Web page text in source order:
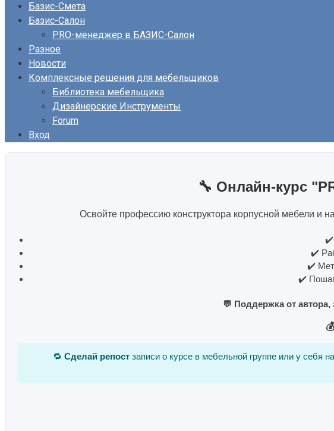
Базис-Смета
Базис-Салон
PRO-менеджер в БАЗИС-Салон
Разное
Новости
Комплексные решения для мебельщиков
Библиотека мебельщика
Дизайнерские Инструменты
Forum
Вход
🔧 Онлайн-курс
Освойте профессию конструктора корпусной мебели и
✔️
✔️
✔️
✔️
💬 Поддержка от
🔁 Сделай репостзаписи о курсе в мебельной группе или у себя